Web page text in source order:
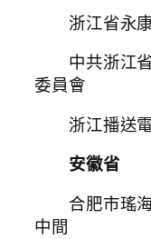
浙江省永康
中共浙江省
委員會
浙江播送電
安徽省
合肥市瑤海
中間